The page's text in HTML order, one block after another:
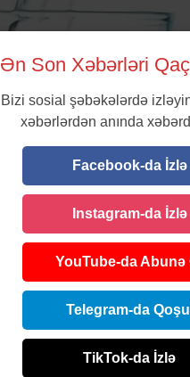
Ən Son Xəbərləri
Bizi sosial şəbəkələrdə
xəbərlərdən anında
Facebook-da İzlə
Instagram-da İzlə
YouTube-da Abunə
Telegram-da Qoşul
TikTok-da İzlə